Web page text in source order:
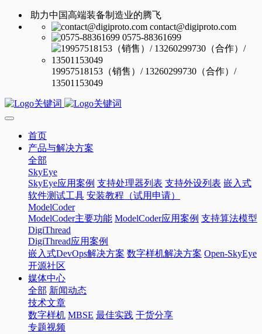
助力中国高端装备制造业的腾飞
contact@digiproto.com
0575-88361699
19957518153（销售）/ 13260299730（合作）/
13501153049
首页
产品与解决方案
全部
SkyEye
SkyEye应用案例 支持处理器列表 支持外设列表 嵌入式
软件测试工具 安装教程（试用申请）
ModelCoder
ModelCoder主要功能 ModelCoder应用案例 支持算法模型
DigiThread
DigiThread应用案例
嵌入式DevOps解决方案 数字样机解决方案 Open-SkyEye
开源社区
媒体中心
全部 新闻动态
技术文章
数字样机 MBSE 最佳实践 干货分享
专题视频